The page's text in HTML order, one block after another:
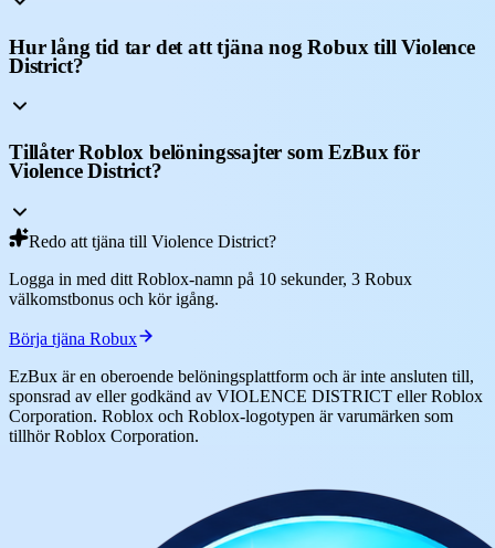
Hur lång tid tar det att tjäna nog Robux till Violence
District?
Tillåter Roblox belöningssajter som EzBux för
Violence District?
Redo att tjäna till Violence District?
Logga in med ditt Roblox-namn på 10 sekunder, 3 Robux
välkomstbonus och kör igång.
Börja tjäna Robux
EzBux är en oberoende belöningsplattform och är inte ansluten till,
sponsrad av eller godkänd av VIOLENCE DISTRICT eller Roblox
Corporation. Roblox och Roblox-logotypen är varumärken som
tillhör Roblox Corporation.